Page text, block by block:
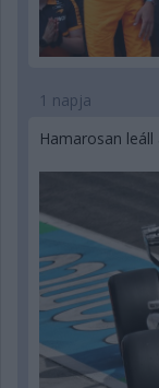
1 napja
Hamarosan